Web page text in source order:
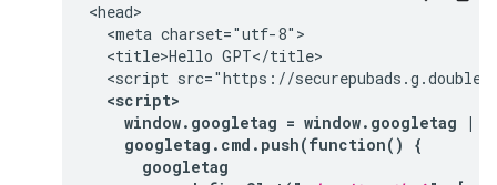
<head>
  <meta charset="utf-8">
  <title>Hello GPT</title>
<script src="https://
<script>
window.googletag = window.googletag ||
    googletag.cmd.push(function() {
      googletag